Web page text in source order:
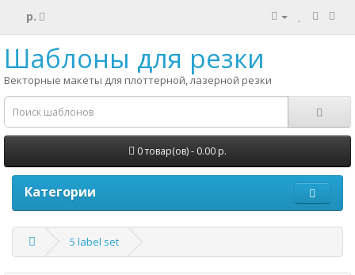
р.
Шаблоны для резки
Векторные макеты для плоттерной, лазерной резки
0 товар(ов) - 0.00 р.
Категории
5 label set